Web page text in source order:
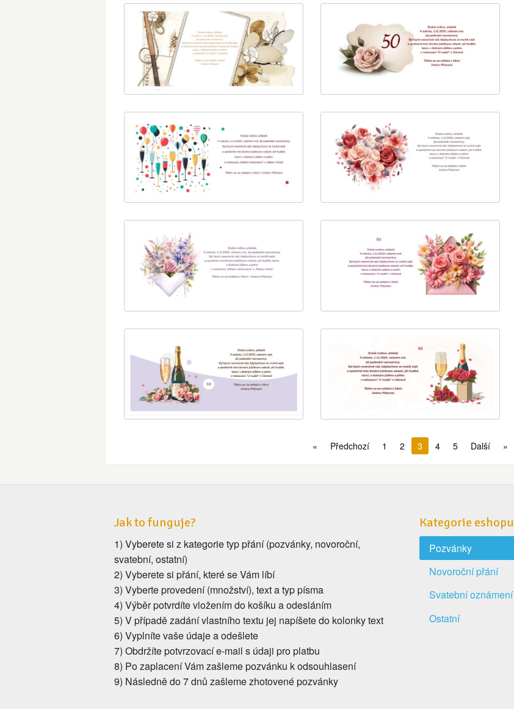
« Předchozí 1 2 3 4 5 Další »
Jak to funguje?
1) Vyberete si z kategorie typ přání (pozvánky, novoroční,
svatební, ostatní)
2) Vyberete si přání, které se Vám líbí
3) Vyberte provedení (množství), text a typ písma
4) Výběr potvrdíte vložením do košíku a odesláním
5) V případě zadání vlastního textu jej napíšete do kolonky text
6) Vyplníte vaše údaje a odešlete
7) Obdržíte potvrzovací e-mail s údaji pro platbu
8) Po zaplacení Vám zašleme pozvánku k odsouhlasení
9) Následně do 7 dnů zašleme zhotovené pozvánky
Kategorie eshopu
Pozvánky
Novoroční přání
Svatební oznámení
Ostatní